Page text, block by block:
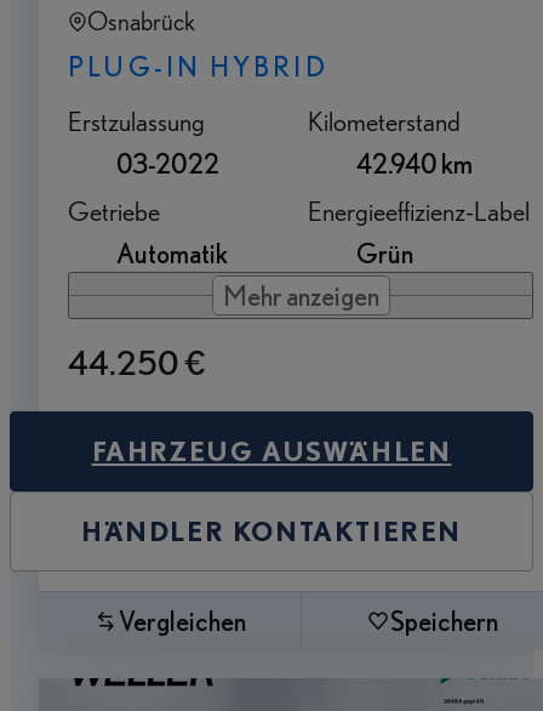
Osnabrück
PLUG-IN HYBRID
Erstzulassung
03-2022
Kilometerstand
42.940 km
Getriebe
Automatik
Energieeffizienz-Label
Grün
Mehr anzeigen
44.250 €
FAHRZEUG AUSWÄHLEN
HÄNDLER KONTAKTIEREN
Vergleichen Speichern